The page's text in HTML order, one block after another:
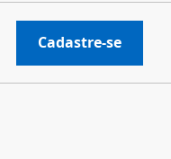
Cadastre-se